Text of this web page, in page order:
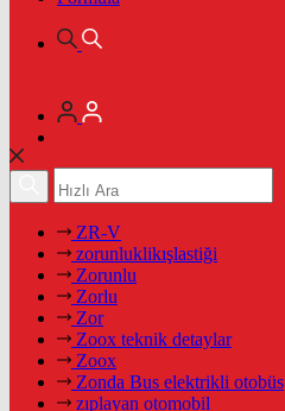
ZR-V
zorunluklikışlastiği
Zorunlu
Zorlu
Zor
Zoox teknik detaylar
Zoox
Zonda Bus elektrikli otobüs
zıplayan otomobil